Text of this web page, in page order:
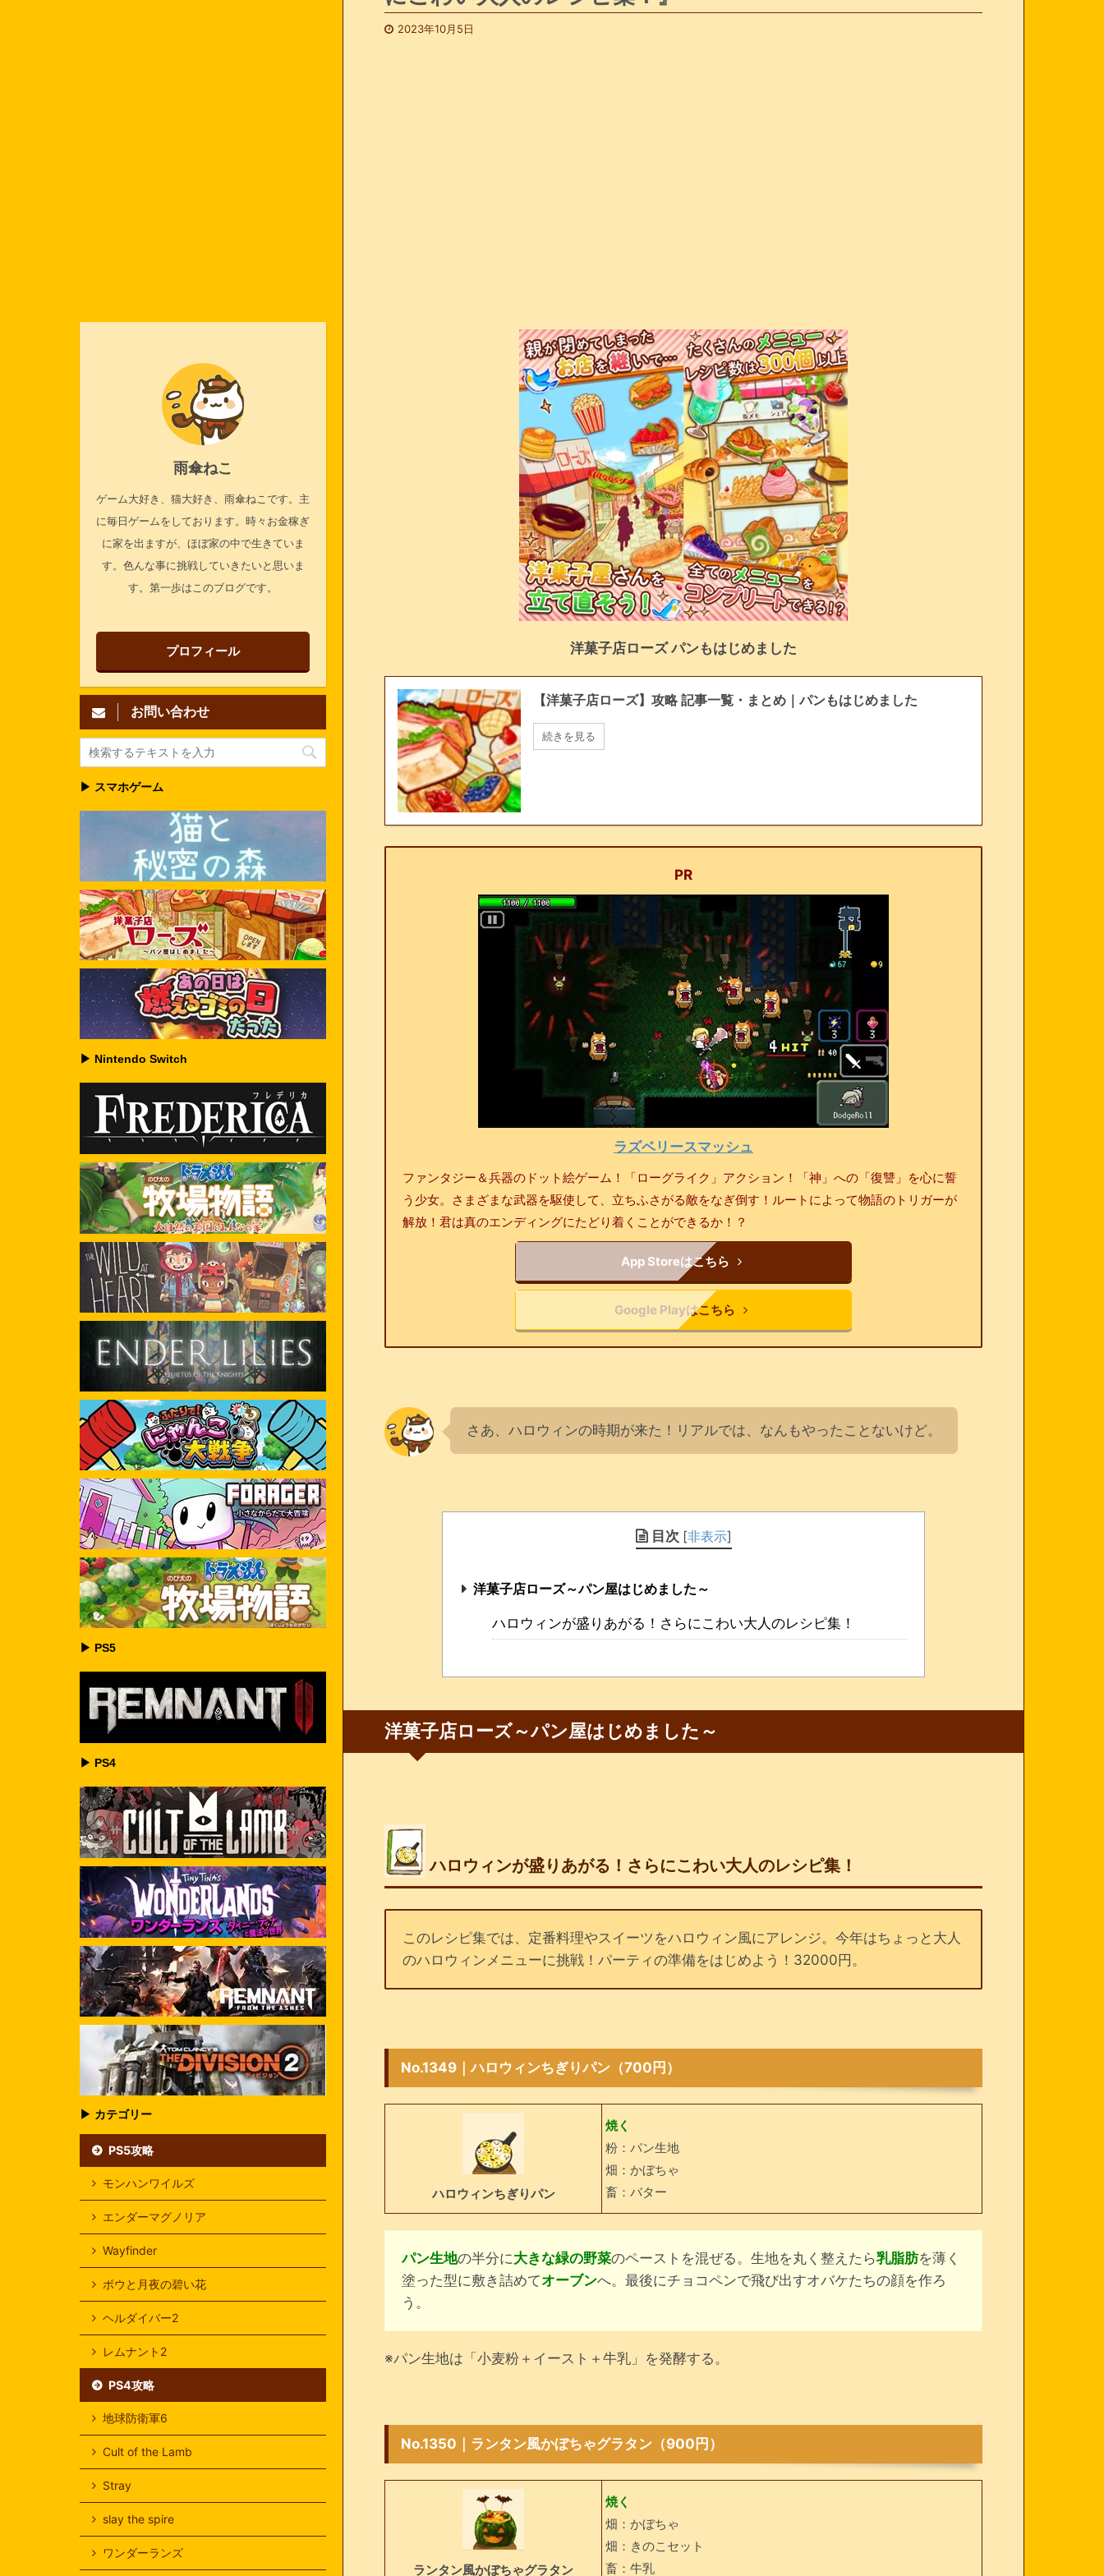
2023年10月5日
洋菓子店ローズ パンもはじめました
【洋菓子店ローズ】攻略 記事一覧・まとめ｜パンもはじめました
続きを見る
PR
ラズベリースマッシュ
ファンタジー＆兵器のドット絵ゲーム！「ローグライク」アクション！「神」への「復讐」を心に誓
う少女。さまざまな武器を駆使して、立ちふさがる敵をなぎ倒す！ルートによって物語のトリガーが
解放！君は真のエンディングにたどり着くことができるか！？
App Storeはこちら
Google Playはこちら
さあ、ハロウィンの時期が来た！リアルでは、なんもやったことないけど。
目次 [非表示]
洋菓子店ローズ～パン屋はじめました～
ハロウィンが盛りあがる！さらにこわい大人のレシピ集！
洋菓子店ローズ～パン屋はじめました～
ハロウィンが盛りあがる！さらにこわい大人のレシピ集！
このレシピ集では、定番料理やスイーツをハロウィン風にアレンジ。今年はちょっと大人
のハロウィンメニューに挑戦！パーティの準備をはじめよう！32000円。
No.1349｜ハロウィンちぎりパン（700円）
ハロウィンちぎりパン
焼く
粉：パン生地
畑：かぼちゃ
畜：バター
パン生地の半分に大きな緑の野菜のペーストを混ぜる。生地を丸く整えたら乳脂肪を薄く
塗った型に敷き詰めてオーブンへ。最後にチョコペンで飛び出すオバケたちの顔を作ろ
う。
※パン生地は「小麦粉＋イースト＋牛乳」を発酵する。
No.1350｜ ランタン風かぼちゃグラタン （900円）
ランタン風かぼちゃグラタン
焼く
畑：かぼちゃ
畑：きのこセット
畜：牛乳
雨傘ねこ
ゲーム大好き、猫大好き、雨傘ねこです。主
に毎日ゲームをしております。時々お金稼ぎ
に家を出ますが、ほぼ家の中で生きていま
す。色んな事に挑戦していきたいと思いま
す。第一歩はこのブログです。
プロフィール
お問い合わせ
▶ スマホゲーム
▶ Nintendo Switch
▶ PS5
▶ PS4
▶ カテゴリー
PS5攻略
モンハンワイルズ
エンダーマグノリア
Wayfinder
ボウと月夜の碧い花
ヘルダイバー2
レムナント2
PS4攻略
地球防衛軍6
Cult of the Lamb
Stray
slay the spire
ワンダーランズ